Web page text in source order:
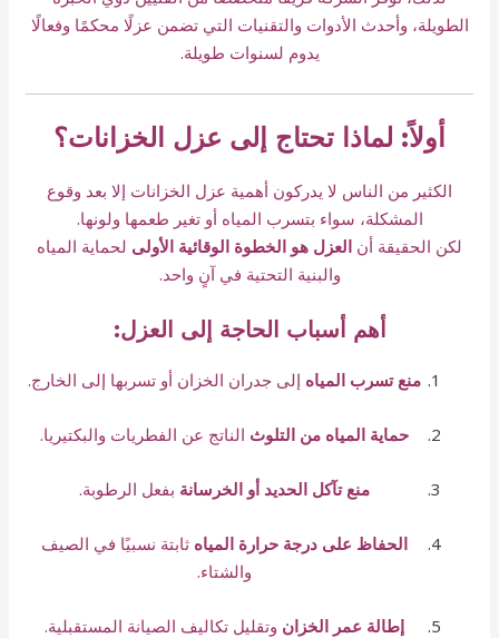
الطويلة، وأحدث الأدوات والتقنيات التي تضمن عزلًا محكمًا وفعالًا
يدوم لسنوات طويلة.
أولاً: لماذا تحتاج إلى عزل الخزانات؟
الكثير من الناس لا يدركون أهمية عزل الخزانات إلا بعد وقوع
المشكلة، سواء بتسرب المياه أو تغير طعمها ولونها.
لكن الحقيقة أن العزل هو الخطوة الوقائية الأولى لحماية المياه
والبنية التحتية في آنٍ واحد.
أهم أسباب الحاجة إلى العزل:
منع تسرب المياه إلى جدران الخزان أو تسربها إلى الخارج.
حماية المياه من التلوث الناتج عن الفطريات والبكتيريا.
منع تآكل الحديد أو الخرسانة بفعل الرطوبة.
الحفاظ على درجة حرارة المياه ثابتة نسبيًا في الصيف
والشتاء.
إطالة عمر الخزان وتقليل تكاليف الصيانة المستقبلية.